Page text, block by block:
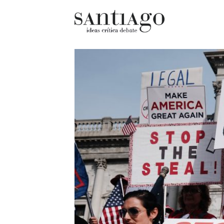
Archivo Cenfoto-UDP
Arquetipos de situación
Artes visuales
Ciencia
Cine y televisión
Ciudad
Cómics
Gran